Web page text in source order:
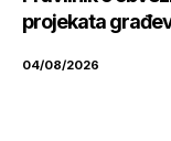
projekata
04/08/2026